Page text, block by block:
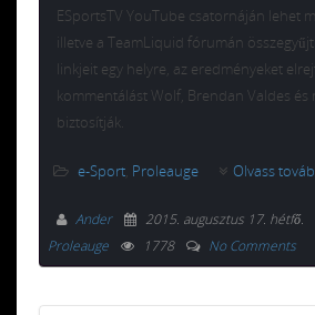
ESportsTV YouTube csatornáján lehet
illetve a TeamLiquid fórumán
linkjeit egy helyre, az eredményeket
kommentálást Wolf, Brendan Valdes és
biztosítják.
e-Sport, Proleauge Olvass
Ander 2015. augusztus 17. hétfő.
Proleauge
1778 No Comments